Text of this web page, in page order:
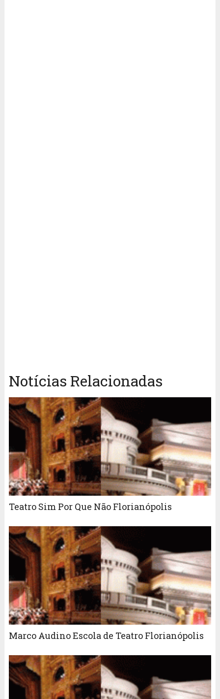
Notícias Relacionadas
Teatro Sim Por Que Não Florianópolis
Marco Audino Escola de Teatro Florianópolis